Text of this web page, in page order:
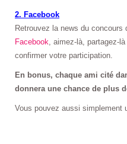
2. Facebook
Retrouvez la news du concours
Facebook , aimez-là, partagez-
confirmer votre participation.
En bonus, chaque ami cité
donnera une chance de plus
Vous pouvez aussi simplement